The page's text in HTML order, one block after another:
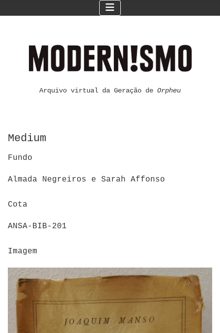
Arquivo virtual da Geração de Orpheu
Medium
Fundo
Almada Negreiros e Sarah Affonso
Cota
ANSA-BIB-201
Imagem